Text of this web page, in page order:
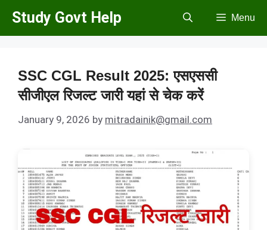
Skip
Study Govt Help Menu
SSC CGL Result 2025: एसएससी
सीजीएल रिजल्ट जारी यहां से चेक करें
January 9, 2026 by mitradainik@gmail.com